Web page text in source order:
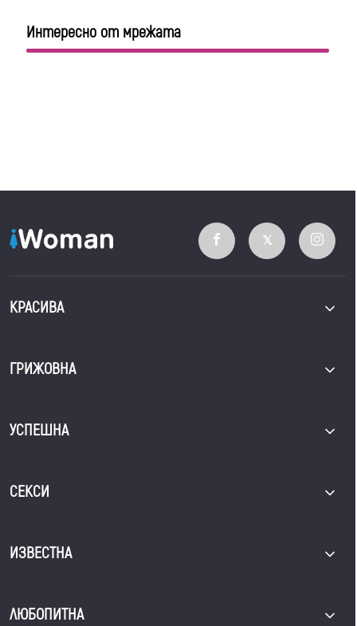
Интересно от мрежата
КРАСИВА
ГРИЖОВНА
УСПЕШНА
СЕКСИ
ИЗВЕСТНА
ЛЮБОПИТНА